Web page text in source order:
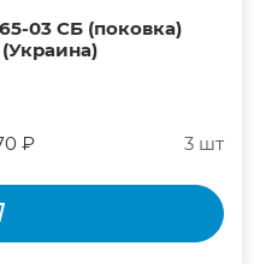
03 СБ (поковка)
₽ 3 шт